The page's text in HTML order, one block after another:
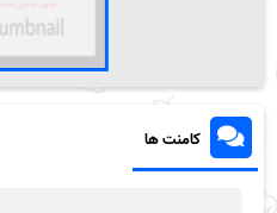
کامنت ها